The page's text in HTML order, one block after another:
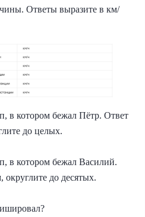
Ответы выразите в км/
в котором бежал Пётр. Ответ
до целых.
в котором бежал Василий.
до десятых.